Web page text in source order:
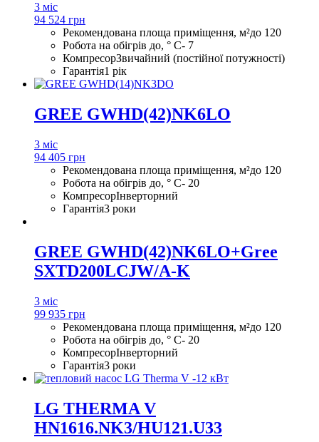
3 міс
94 524 грн
Рекомендована площа приміщення, м²до 120
Робота на обігрів до, ° С- 7
КомпресорЗвичайний (постійної потужності)
Гарантія1 рік
GREE GWHD(42)NK6LO
3 міс
94 405 грн
Рекомендована площа приміщення, м²до 120
Робота на обігрів до, ° С- 20
КомпресорІнверторний
Гарантія3 роки
GREE GWHD(42)NK6LO+Gree
SXTD200LCJW/A-K
3 міс
99 935 грн
Рекомендована площа приміщення, м²до 120
Робота на обігрів до, ° С- 20
КомпресорІнверторний
Гарантія3 роки
LG THERMA V
HN1616.NK3/HU121.U33